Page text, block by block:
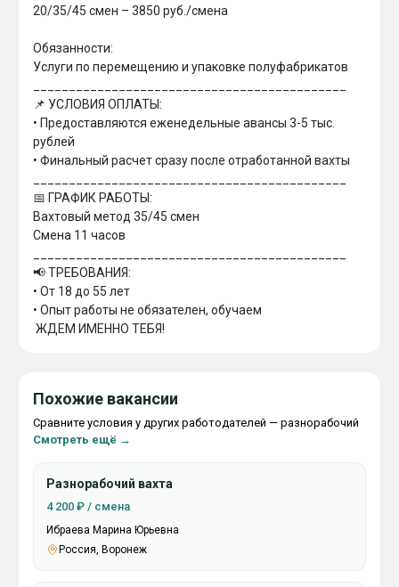
20/35/45 смен – 3850 руб./смена
Обязанности:
Услуги по перемещению и упаковке полуфабрикатов
📌 УСЛОВИЯ ОПЛАТЫ:
• Предоставляются еженедельные авансы 3-5 тыс.
рублей
• Финальный расчет сразу после отработанной вахты
📅 ГРАФИК РАБОТЫ:
Вахтовый метод 35/45 смен
Смена 11 часов
📢 ТРЕБОВАНИЯ:
• От 18 до 55 лет
• Опыт работы не обязателен, обучаем
Похожие вакансии
Сравните условия у других работодателей — разнорабочий
Смотреть ещё →
Разнорабочий вахта
4 200 ₽ / смена
Ибраева Марина Юрьевна
Россия, Воронеж